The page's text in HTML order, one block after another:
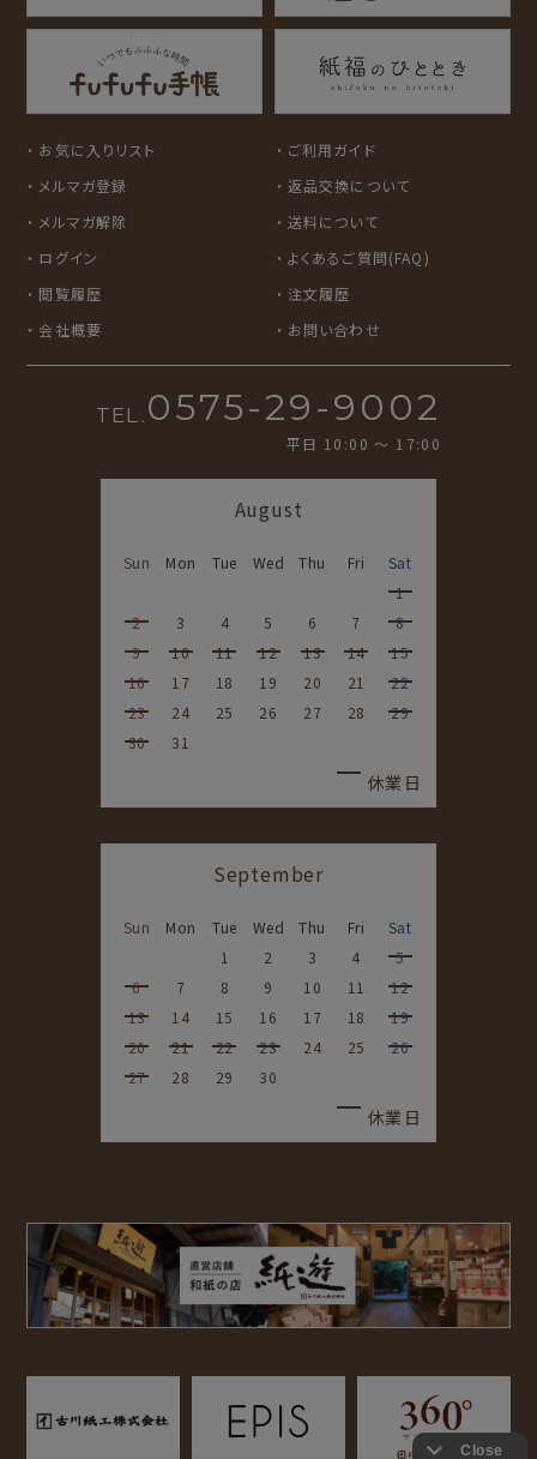
サンリオキャラクタ
アルプスの少女ハイ
コラボ別
TEA STAND
お気に入りリスト
メルマガ登録
メルマガ解除
ログイン
ご利用ガイド
返品交換について
送料について
よくあるご質問(FAQ)
閲覧履歴
注文履歴
会社概要
お問い合わせ
TEL. 0575-29-9002
平日 10:00 〜 17:00
August
Sun Mon Tue Wed Thu Fri
Sat
1
2
3 4 5 6 7
8
9
10 11 12 13 14
15
16
17 18 19 20 21
22
23
24 25 26 27 28
29
30
31
休業日
September
Sun Mon Tue Wed Thu Fri
Sat
1
2 3 4
5
6
7 8 9 10 11
12
13
14 15 16 17 18
19
20
21 22 23 24 25
26
27
28 29 30
休業日